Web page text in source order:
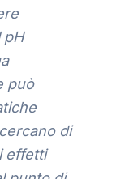
pH
può
di
effetti